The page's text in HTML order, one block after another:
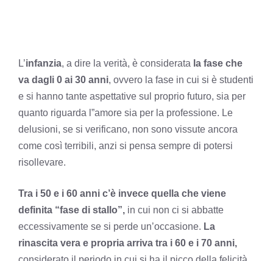
L’infanzia, a dire la verità, è considerata la fase che
va dagli 0 ai 30 anni, ovvero la fase in cui si è studenti
e si hanno tante aspettative sul proprio futuro, sia per
quanto riguarda l”amore sia per la professione. Le
delusioni, se si verificano, non sono vissute ancora
come così terribili, anzi si pensa sempre di potersi
risollevare.
Tra i 50 e i 60 anni c’è invece quella che viene
definita “fase di stallo”, in cui non ci si abbatte
eccessivamente se si perde un’occasione. La
rinascita vera e propria arriva tra i 60 e i 70 anni,